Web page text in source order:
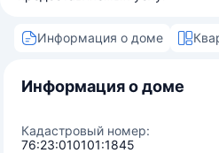
Информация о доме
Информация о доме
Кадастровый номер:
76:23:010101:1845